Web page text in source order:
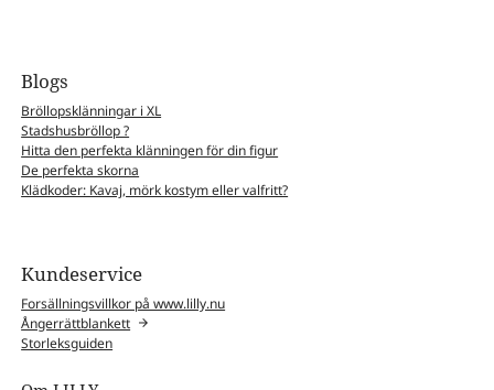
Blogs
Bröllopsklänningar i XL
Stadshusbröllop ?
Hitta den perfekta klänningen för din figur
De perfekta skorna
Klädkoder: Kavaj, mörk kostym eller valfritt?
Kundeservice
Forsällningsvillkor på www.lilly.nu
Ångerrättblankett
Storleksguiden